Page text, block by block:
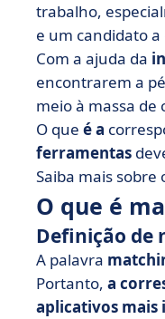
• Qual é o
• Os limites
• Como fazer
•
• O que
trabalho,
e um candidato
Com a ajuda da
encontrarem a
meio à massa de
O que é a
ferramentas
Saiba mais sobre
O que é
Definição de
A palavra
Portanto, a
aplicativos mais